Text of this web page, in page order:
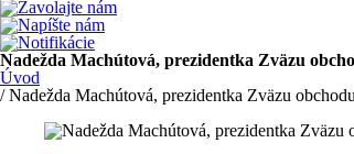
Nadežda Machútová, prezidentka Zväzu
Úvod
/ Nadežda Machútová, prezidentka Zväzu